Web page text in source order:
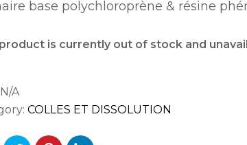
base polychloroprène & résine
is currently out of stock and
N/A
COLLES ET DISSOLUTION